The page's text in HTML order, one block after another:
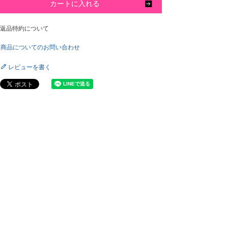
カートに入れる
返品特約について
商品についてのお問い合わせ
レビューを書く